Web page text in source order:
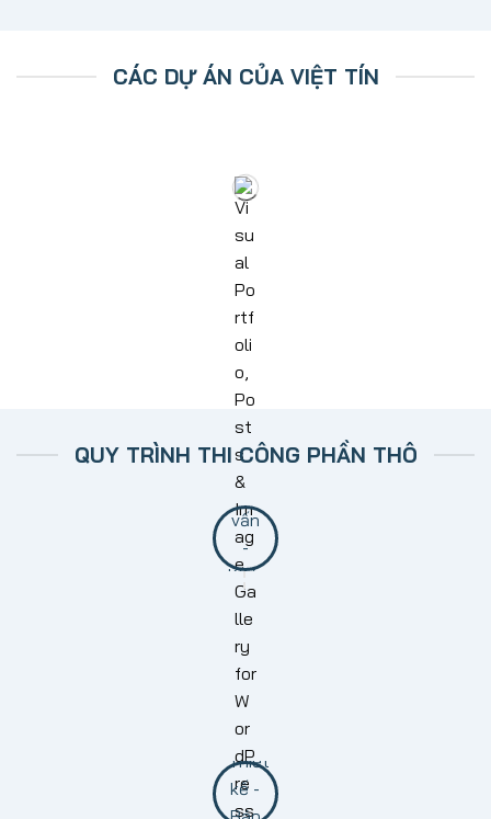
CÁC DỰ ÁN CỦA VIỆT TÍN
QUY TRÌNH THI CÔNG PHẦN THÔ
BƯỚC 1: TƯ VẤN KHẢO SÁT
nắm được tâm nguyện của bạn.